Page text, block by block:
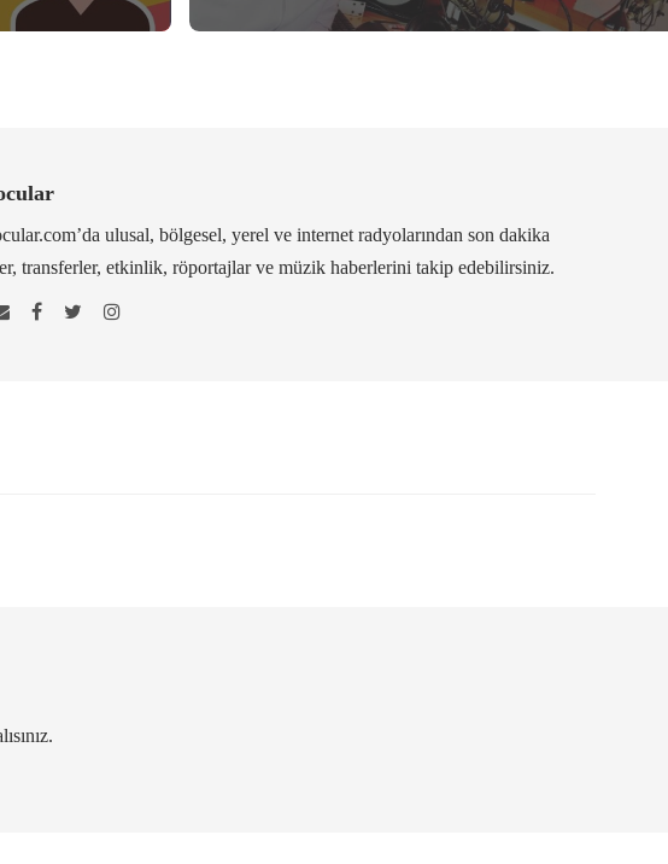
ulusal, bölgesel, yerel ve internet radyolarından son dakika
transferler, etkinlik, röportajlar ve müzik haberlerini takip edebilirsiniz.
.